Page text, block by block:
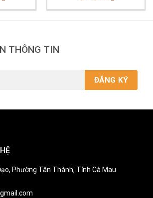
THÔNG TIN
Phường Tân Thành, Tỉnh Cà Mau